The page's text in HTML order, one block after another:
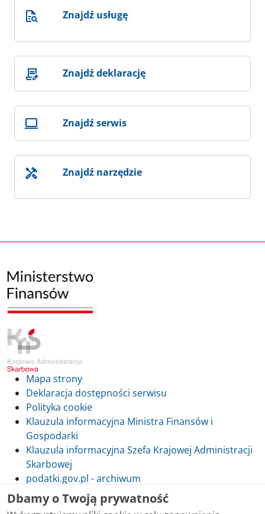
Znajdź usługę
Znajdź deklarację
Znajdź serwis
Znajdź narzędzie
Mapa strony
Deklaracja dostępności serwisu
Polityka cookie
Klauzula informacyjna Ministra Finansów i
Gospodarki
Klauzula informacyjna Szefa Krajowej Administracji
Skarbowej
podatki.gov.pl - archiwum
Dbamy o Twoją prywatność